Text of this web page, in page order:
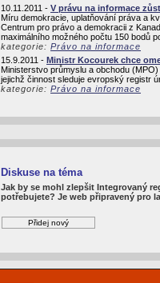
10.11.2011 - V právu na informace
Míru demokracie, uplatňování práva a
Centrum pro právo a demokracii z
maximálního možného počtu 150 bodů
kategorie: Právo na informace
15.9.2011 - Ministr Kocourek chce
Ministerstvo průmyslu a obchodu
jejichž činnost sleduje evropský registr
kategorie: Právo na informace
Diskuse na téma
Jak by se mohl zlepšit Integrovaný
potřebujete? Je web připravený pro